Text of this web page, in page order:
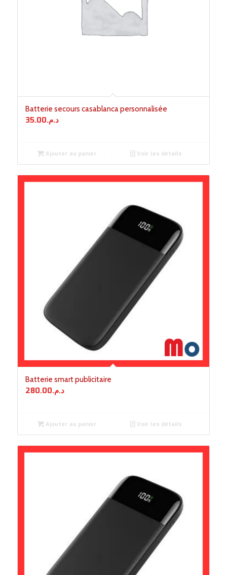
Batterie secours casablanca personnalisée
د.م.35.00
Ajouter au panier Voir les détails
Batterie smart publicitaire
د.م.280.00
Ajouter au panier Voir les détails